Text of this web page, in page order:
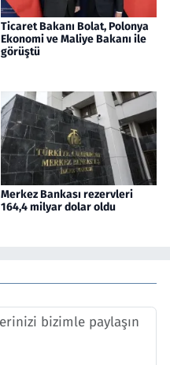
Ticaret Bakanı Bolat, Polonya
Ekonomi ve Maliye Bakanı ile
görüştü
Merkez Bankası rezervleri
164,4 milyar dolar oldu